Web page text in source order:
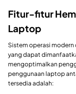
Fitur-fitur
Laptop
Sistem operasi
yang dapat
mengoptimalkan
penggunaan laptop
tersedia adalah: